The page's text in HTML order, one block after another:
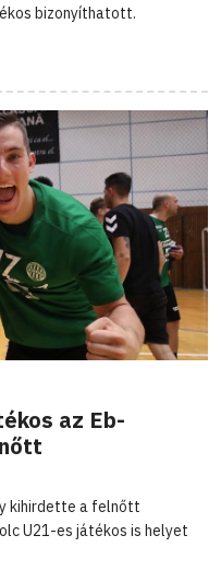
bizonyíthatott.
az Eb-
kihirdette a felnőtt
U21-es játékos is helyet